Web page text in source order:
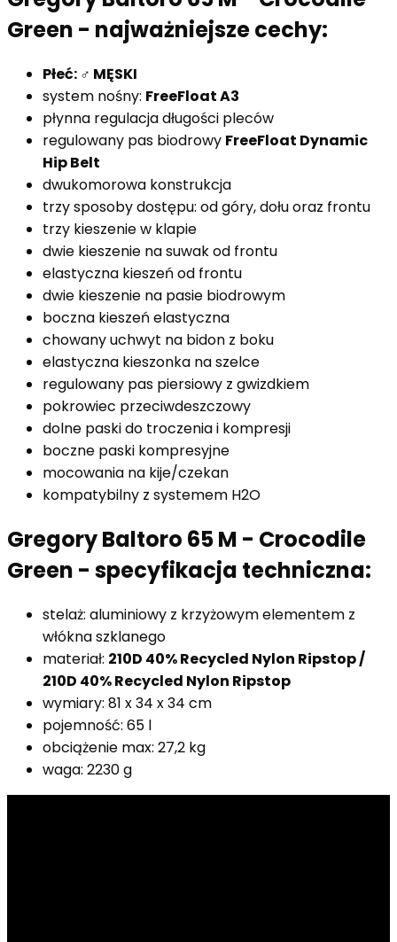
Green - najważniejsze cechy:
Płeć: ♂ MĘSKI
system nośny: FreeFloat A3
płynna regulacja długości pleców
regulowany pas biodrowy FreeFloat Dynamic
Hip Belt
dwukomorowa konstrukcja
trzy sposoby dostępu: od góry, dołu oraz frontu
trzy kieszenie w klapie
dwie kieszenie na suwak od frontu
elastyczna kieszeń od frontu
dwie kieszenie na pasie biodrowym
boczna kieszeń elastyczna
chowany uchwyt na bidon z boku
elastyczna kieszonka na szelce
regulowany pas piersiowy z gwizdkiem
pokrowiec przeciwdeszczowy
dolne paski do troczenia i kompresji
boczne paski kompresyjne
mocowania na kije/czekan
kompatybilny z systemem H2O
Gregory Baltoro 65 M - Crocodile
Green - specyfikacja techniczna:
stelaż: aluminiowy z krzyżowym elementem z
włókna szklanego
materiał: 210D 40% Recycled Nylon Ripstop /
210D 40% Recycled Nylon Ripstop
wymiary: 81 x 34 x 34 cm
pojemność: 65 l
obciążenie max: 27,2 kg
waga: 2230 g